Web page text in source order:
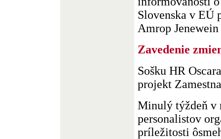
Slovenska v EÚ
Amrop
Zavedenie
Sošku HR
projekt
Minulý týždeň v
personalistov
príležitosti